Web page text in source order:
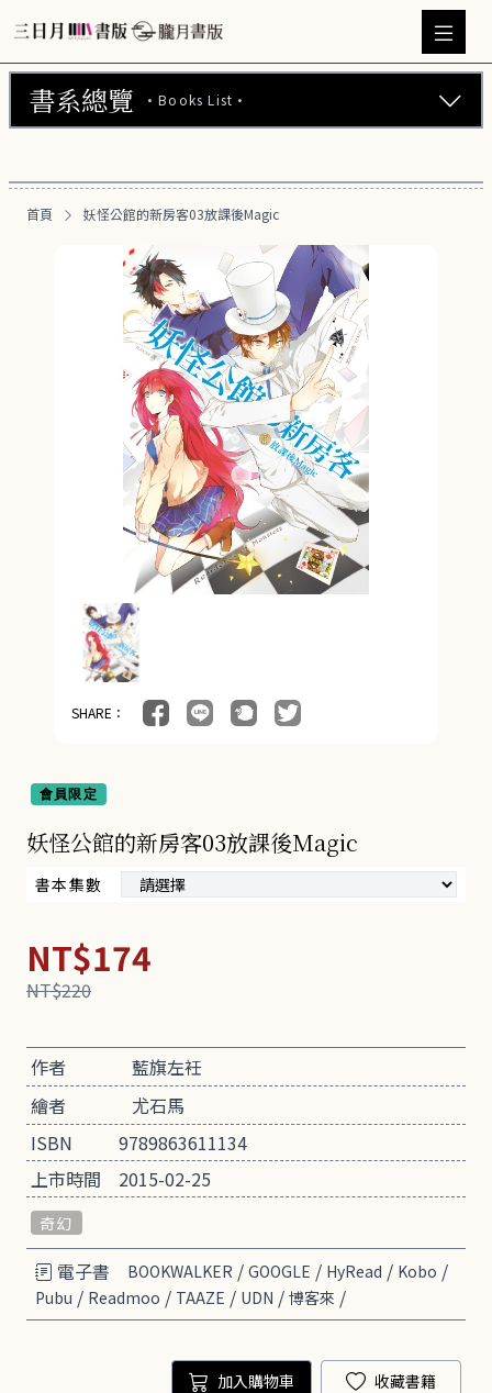
書系總覽 ·Books List·
朧月書版 (275)
漫畫 (56)
周邊商品 (260)
首頁 妖怪公館的新房客03放課後Magic
SHARE：
會員限定
妖怪公館的新房客03放課後Magic
書本集數
NT$174
NT$220
作者
藍旗左衽
繪者
尤石馬
ISBN
9789863611134
上市時間
2015-02-25
奇幻
電子書 BOOKWALKER / GOOGLE / HyRead / Kobo /
Pubu / Readmoo / TAAZE / UDN / 博客來 /
加入購物車 收藏書籍